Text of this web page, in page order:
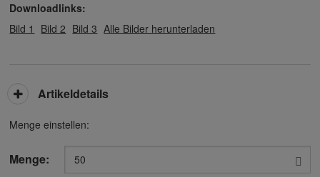
Downloadlinks:
Bild 1
Bild 2 Bild 3 Alle Bilder herunterladen
Menge einstellen:
Menge:
Artikeldetails